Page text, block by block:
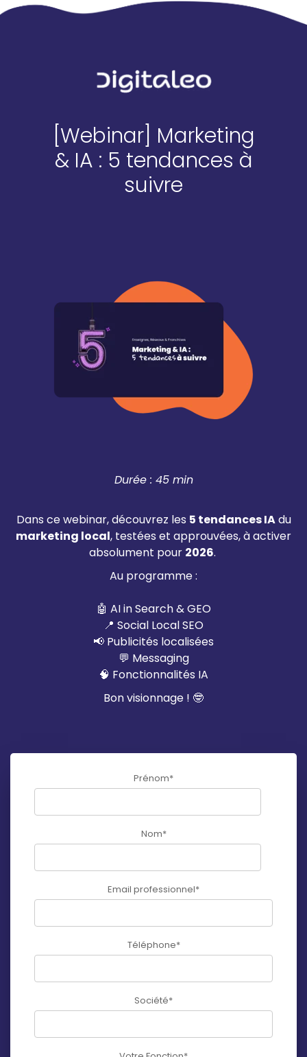
[Webinar] Marketing
& IA : 5 tendances à
suivre
Durée : 45 min
Dans ce webinar, découvrez les 5 tendances IAdu
marketing local, testées et approuvées, à activer
absolument pour 2026.
Au programme :
🤖 AI in Search & GEO
📍 Social Local SEO
📢 Publicités localisées
💬 Messaging
🧠 Fonctionnalités IA
Bon visionnage ! 🤓
Prénom*
Nom*
Email professionnel*
Téléphone*
Société*